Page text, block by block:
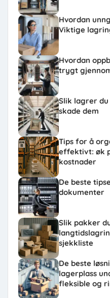
Hvordan
Viktige
Hvordan
trygt
Slik lagrer
skade dem
Tips for å
effektivt: øk
kostnader
De beste
dokumenter
Slik pakker
sjekkliste
De beste
lagerplass
fleksible og